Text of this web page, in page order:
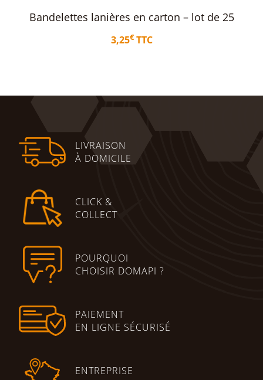
Sublimateur OXALIKA PREMIUM
199,20€ TTC
LIVRAISON
À DOMICILE
CLICK &
COLLECT
POURQUOI
CHOISIR DOMAPI ?
PAIEMENT
EN LIGNE SÉCURISÉ
ENTREPRISE